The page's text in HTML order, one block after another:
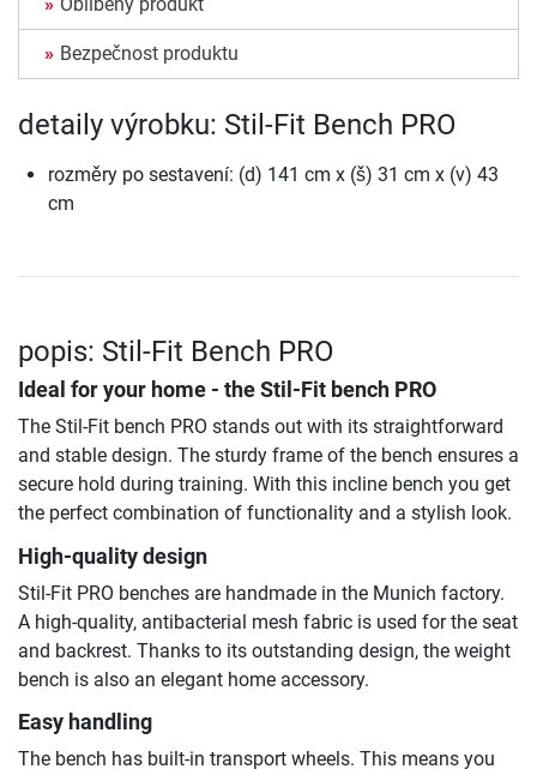
Oblíbený produkt
Bezpečnost produktu
detaily výrobku: Stil-Fit Bench PRO
rozměry po sestavení: (d) 141 cm x (š) 31 cm x (v) 43
cm
popis: Stil-Fit Bench PRO
Ideal for your home - the Stil-Fit bench PRO
The Stil-Fit bench PRO stands out with its straightforward
and stable design. The sturdy frame of the bench ensures a
secure hold during training. With this incline bench you get
the perfect combination of functionality and a stylish look.
High-quality design
Stil-Fit PRO benches are handmade in the Munich factory.
A high-quality, antibacterial mesh fabric is used for the seat
and backrest. Thanks to its outstanding design, the weight
bench is also an elegant home accessory.
Easy handling
The bench has built-in transport wheels. This means you